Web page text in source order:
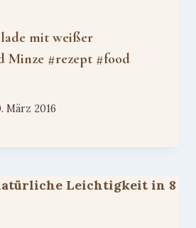
mit weißer
Minze #rezept #food
März 2016